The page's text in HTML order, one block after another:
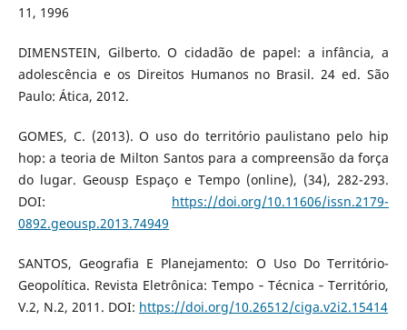
11, 1996
DIMENSTEIN, Gilberto. O cidadão de papel: a infância, a
adolescência e os Direitos Humanos no Brasil. 24 ed. São
Paulo: Ática, 2012.
GOMES, C. (2013). O uso do território paulistano pelo hip
hop: a teoria de Milton Santos para a compreensão da força
do lugar. Geousp Espaço e Tempo (online), (34), 282-293.
DOI: https://doi.org/10.11606/issn.2179-
0892.geousp.2013.74949
SANTOS, Geografia E Planejamento: O Uso Do Território-
Geopolítica. Revista Eletrônica: Tempo ‐ Técnica ‐ Território,
V.2, N.2, 2011. DOI: https://doi.org/10.26512/ciga.v2i2.15414